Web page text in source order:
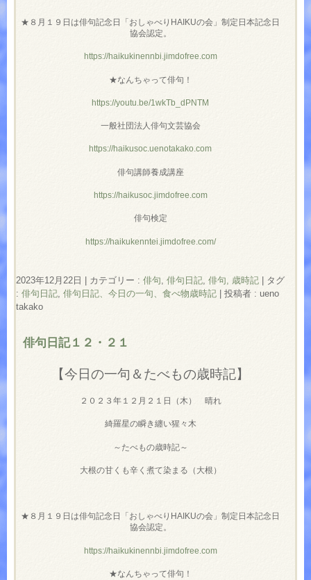
★８月１９日は俳句記念日「おしゃべりHAIKUの会」制定日本記念日
協会認定。
https://haikukinennbi.jimdofree.com
★なんちゃって俳句！
https://youtu.be/1wkTb_dPNTM
一般社団法人俳句文芸協会
https://haikusoc.uenotakako.com
俳句講師養成講座
https://haikusoc.jimdofree.com
俳句検定
https://haikukenntei.jimdofree.com/
2023年12月22日 カテゴリー : 俳句, 俳句日記, 俳句, 歳時記
タグ
: 俳句日記, 俳句日記、今日の一句、食べ物歳時記
投稿者 : ueno
takako
俳句日記１２・２１
【今日の一句＆たべもの歳時記】
２０２３年１２月２１日（木） 晴れ
綺羅星の瞬き纏い猩々木
～たべもの歳時記～
大根の甘くも辛く煮て染まる（大根）
★８月１９日は俳句記念日「おしゃべりHAIKUの会」制定日本記念日
協会認定。
https://haikukinennbi.jimdofree.com
★なんちゃって俳句！